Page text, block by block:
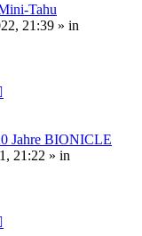
Tahu
21:39 » in
Jahre BIONICLE
21:22 » in